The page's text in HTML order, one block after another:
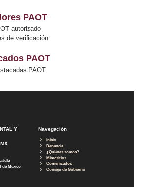
PAOT
autorizado
de verificación
PAOT
PAOT
Y
de México
Navegación
Inicio
Denuncia
¿Quiénes somos?
Micrositios
Comunicados
Consejo de Gobierno